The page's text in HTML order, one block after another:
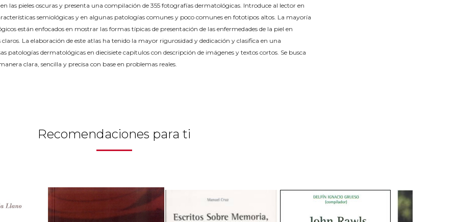
en las pieles oscuras y presenta una compilación de 355 fotografías dermatológicas. Introduce al lector en
semiológicas y en algunas patologías comunes y poco comunes en fototipos altos. La mayoría
están enfocados en mostrar las formas típicas de presentación de las enfermedades de la piel en
La elaboración de este atlas ha tenido la mayor rigurosidad y dedicación y clasifica en una
patologías dermatológicas en diecisiete capítulos con descripción de imágenes y textos cortos. Se busca
clara, sencilla y precisa con base en problemas reales.
Recomendaciones para ti